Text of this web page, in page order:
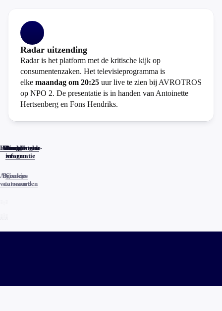
Radar uitzending
Radar is het platform met de kritische kijk op
consumentenzaken. Het televisieprogramma is
elke maandag om 20:25 uur live te zien bij AVROTROS
op NPO 2. De presentatie is in handen van Antoinette
Hertsenberg en Fons Hendriks.
Home
Actueel
Uitzendingen
Reacties
Programma-
informatie
Veelgestelde
vragen
Algemene
voorwaarden
Privacy
statements
Cookies